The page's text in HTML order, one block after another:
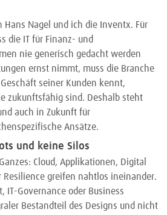
Hans Nagel und ich die Inventx. Für
die IT für Finanz- und
nie generisch gedacht werden
ernst nimmt, muss die Branche
seiner Kunden kennt,
zukunftsfähig sind. Deshalb steht
auch in Zukunft für
Ansätze.
und keine Silos
Cloud, Applikationen, Digital
Resilience greifen nahtlos ineinander.
IT-Governance oder Business
Bestandteil des Designs und nicht